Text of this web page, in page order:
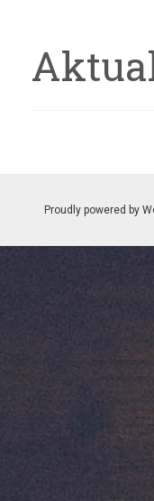
Proudly powered by